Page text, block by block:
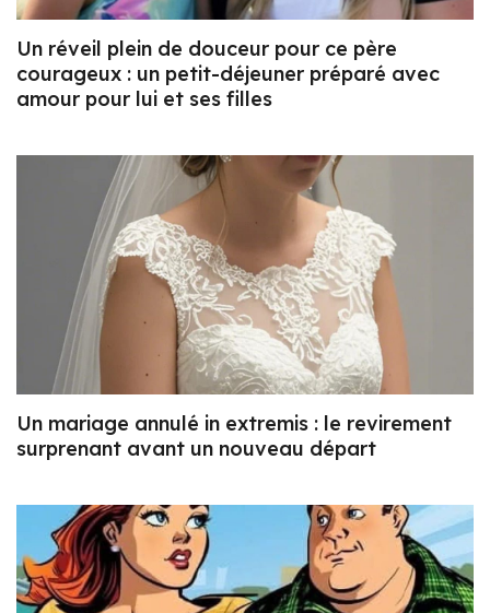
Un réveil plein de douceur pour ce père
courageux : un petit-déjeuner préparé avec
amour pour lui et ses filles
Un mariage annulé in extremis : le revirement
surprenant avant un nouveau départ